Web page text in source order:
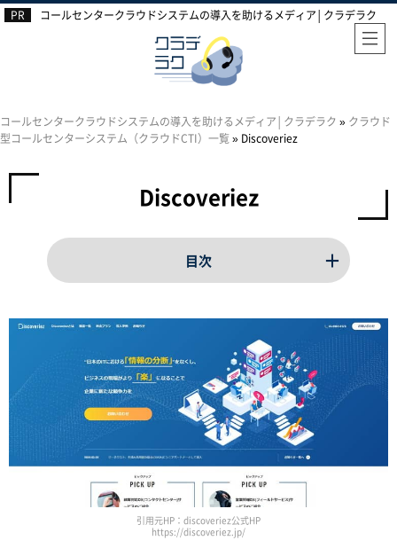
コールセンタークラウドシステムの導入を助けるメディア│クラデラク
コールセンタークラウドシステムの導入を助けるメディア│クラデラク » クラウド
型コールセンターシステム（クラウドCTI）一覧» Discoveriez
Discoveriez
引用元HP：discoveriez公式HP
https://discoveriez.jp/